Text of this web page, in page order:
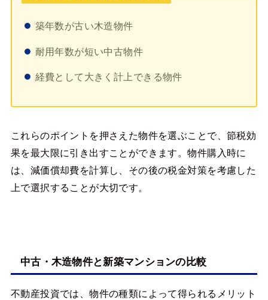
築年数が古い木造物件
耐用年数が短い中古物件
経費として大きく計上できる物件
これらのポイントを押さえた物件を選ぶことで、節税効
果を最大限に引き出すことができます。物件購入時に
は、減価償却費を計算し、その後の税金対策を考慮した
上で選択することが大切です。
中古・木造物件と新築マンションの比較
不動産投資では、物件の種類によって得られるメリット